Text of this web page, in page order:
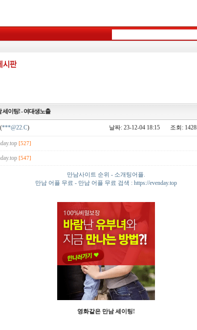
세이팅! - 여­대­생­노­출
(***@22.C) 날짜: 23-12-04 18:15 조회: 1428
[527]
[547]
만남사이트 순위 - 소개팅어플.
만남 어플 무료 - 만남 어플 무료 검색 : https://evenday.top
영화같은 만남 세이팅!